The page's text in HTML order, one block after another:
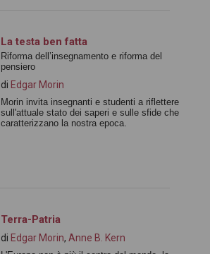
La testa ben fatta
Riforma dell’insegnamento e riforma del
pensiero
di Edgar Morin
Morin invita insegnanti e studenti a riflettere
sull'attuale stato dei saperi e sulle sfide che
caratterizzano la nostra epoca.
Terra-Patria
di Edgar Morin, Anne B. Kern